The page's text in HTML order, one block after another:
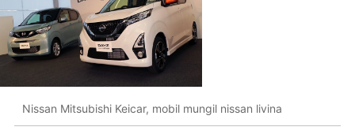
Nissan Mitsubishi Keicar, mobil mungil nissan livina